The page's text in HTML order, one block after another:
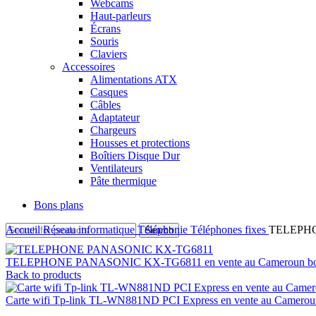
Webcams
Haut-parleurs
Écrans
Souris
Claviers
Accessoires
Alimentations ATX
Casques
Câbles
Adaptateur
Chargeurs
Housses et protections
Boîtiers Disque Dur
Ventilateurs
Pâte thermique
Bons plans
Search
AccueilRéseau informatique Téléphonie Téléphones fixes
TELEPHONE PANASONIC KX-TG6811 en vente au Cameroun
Back to products
Carte wifi Tp-link TL-WN881ND PCI Express en vente au